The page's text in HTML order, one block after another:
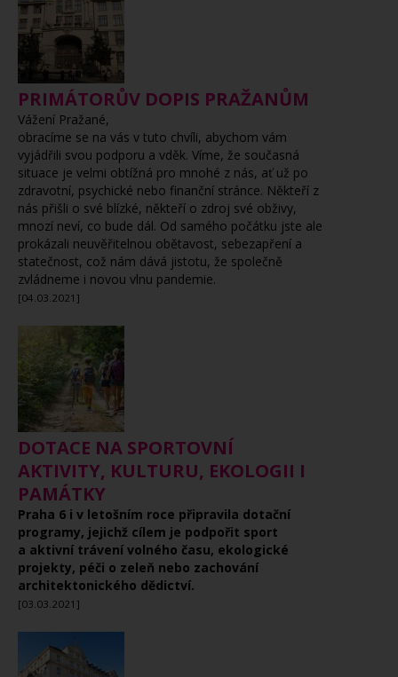
PRIMÁTORŮV DOPIS PRAŽANŮM
Vážení Pražané,
obracíme se na vás v tuto chvíli, abychom vám
vyjádřili svou podporu a vděk. Víme, že současná
situace je velmi obtížná pro mnohé z nás, ať už po
zdravotní, psychické nebo finanční stránce. Někteří z
nás přišli o své blízké, někteří o zdroj své obživy,
mnozí neví, co bude dál. Od samého počátku jste ale
prokázali neuvěřitelnou obětavost, sebezapření a
statečnost, což nám dává jistotu, že společně
zvládneme i novou vlnu pandemie.
[04.03.2021]
DOTACE NA SPORTOVNÍ
AKTIVITY, KULTURU, EKOLOGII I
PAMÁTKY
Praha 6 i v letošním roce připravila dotační
programy, jejichž cílem je podpořit sport
a aktivní trávení volného času, ekologické
projekty, péči o zeleň nebo zachování
architektonického dědictví.
[03.03.2021]